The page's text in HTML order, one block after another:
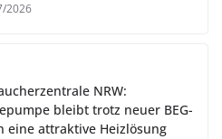
2026
NRW:
bleibt trotz neuer BEG-
eine attraktive Heizlösung